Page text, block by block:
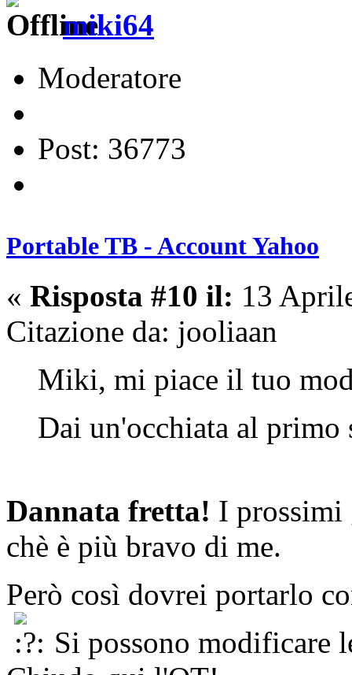
miki64
Moderatore
Post: 36773
Portable TB - Account Yahoo
« Risposta #10 il: 13
Citazione da: jooliaan
Miki, mi piace il tuo
Dai un'occhiata al primo
Dannata fretta! I
chè è più bravo di me.
Però così dovrei portarlo
Si possono modificare